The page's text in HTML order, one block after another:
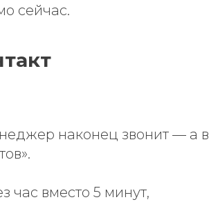
сейчас.
наконец звонит — а в
час вместо 5 минут,